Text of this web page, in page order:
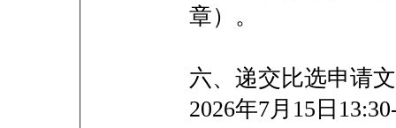
章）。
六、递交比选申请
2026年7月15日